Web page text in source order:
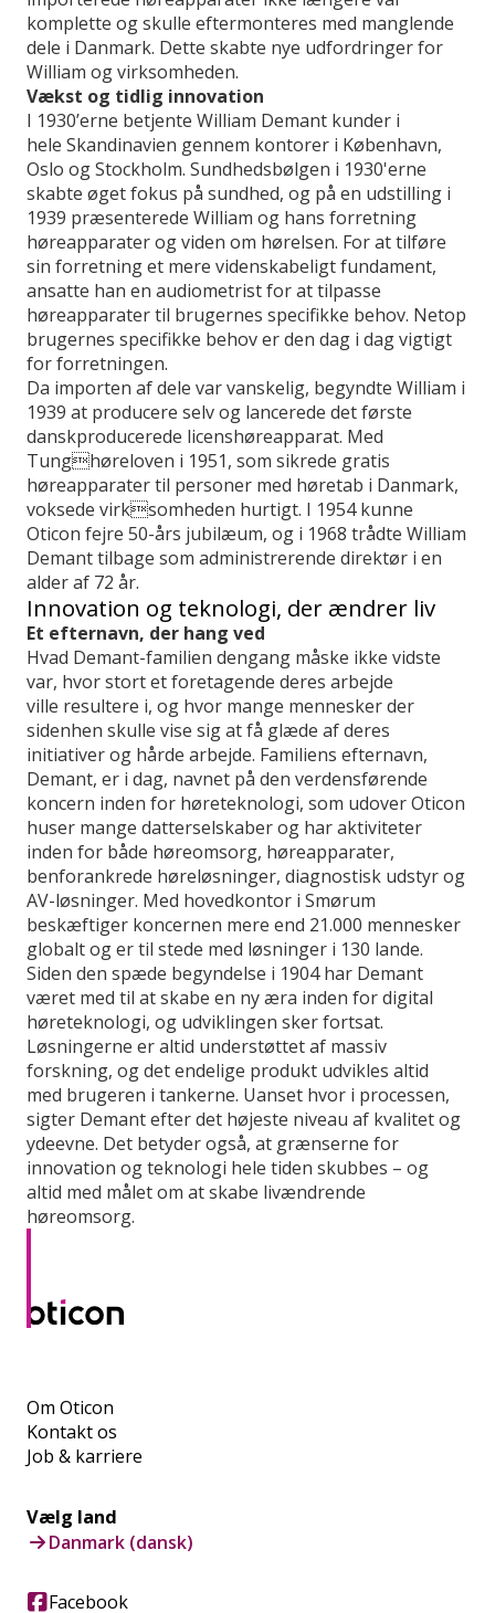
komplette og skulle eftermonteres med manglende
dele i Danmark. Dette skabte nye udfordringer for
William og virksomheden.
Vækst og tidlig innovation
I 1930’erne betjente William Demant kunder i
hele Skandinavien gennem kontorer i København,
Oslo og Stockholm. Sundhedsbølgen i 1930'erne
skabte øget fokus på sundhed, og på en udstilling i
1939 præsenterede William og hans forretning
høreapparater og viden om hørelsen. For at tilføre
sin forretning et mere videnskabeligt fundament,
ansatte han en audiometrist for at tilpasse
høreapparater til brugernes specifikke behov. Netop
brugernes specifikke behov er den dag i dag vigtigt
for forretningen.
Da importen af dele var vanskelig, begyndte William i
1939 at producere selv og lancerede det første
danskproducerede licenshøreapparat. Med
Tunghøreloven i 1951, som sikrede gratis
høreapparater til personer med høretab i Danmark,
voksede virksomheden hurtigt. I 1954 kunne
Oticon fejre 50-års jubilæum, og i 1968 trådte William
Demant tilbage som administrerende direktør i en
alder af 72 år.
Innovation og teknologi, der ændrer liv
Et efternavn, der hang ved
Hvad Demant-familien dengang måske ikke vidste
var, hvor stort et foretagende deres arbejde
ville resultere i, og hvor mange mennesker der
sidenhen skulle vise sig at få glæde af deres
initiativer og hårde arbejde. Familiens efternavn,
Demant, er i dag, navnet på den verdensførende
koncern inden for høreteknologi, som udover Oticon
huser mange datterselskaber og har aktiviteter
inden for både høreomsorg, høreapparater,
benforankrede høreløsninger, diagnostisk udstyr og
AV-løsninger. Med hovedkontor i Smørum
beskæftiger koncernen mere end 21.000 mennesker
globalt og er til stede med løsninger i 130 lande.
Siden den spæde begyndelse i 1904 har Demant
været med til at skabe en ny æra inden for digital
høreteknologi, og udviklingen sker fortsat.
Løsningerne er altid understøttet af massiv
forskning, og det endelige produkt udvikles altid
med brugeren i tankerne. Uanset hvor i processen,
sigter Demant efter det højeste niveau af kvalitet og
ydeevne. Det betyder også, at grænserne for
innovation og teknologi hele tiden skubbes – og
altid med målet om at skabe livændrende
høreomsorg.
Om Oticon
Kontakt os
Job & karriere
Vælg land
Danmark (dansk)
Facebook